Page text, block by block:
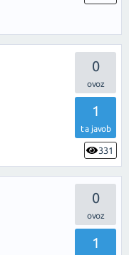
0
1
ta javob
331
0
1